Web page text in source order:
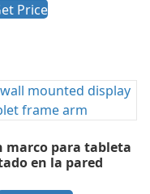
Price
marco para tableta
en la pared